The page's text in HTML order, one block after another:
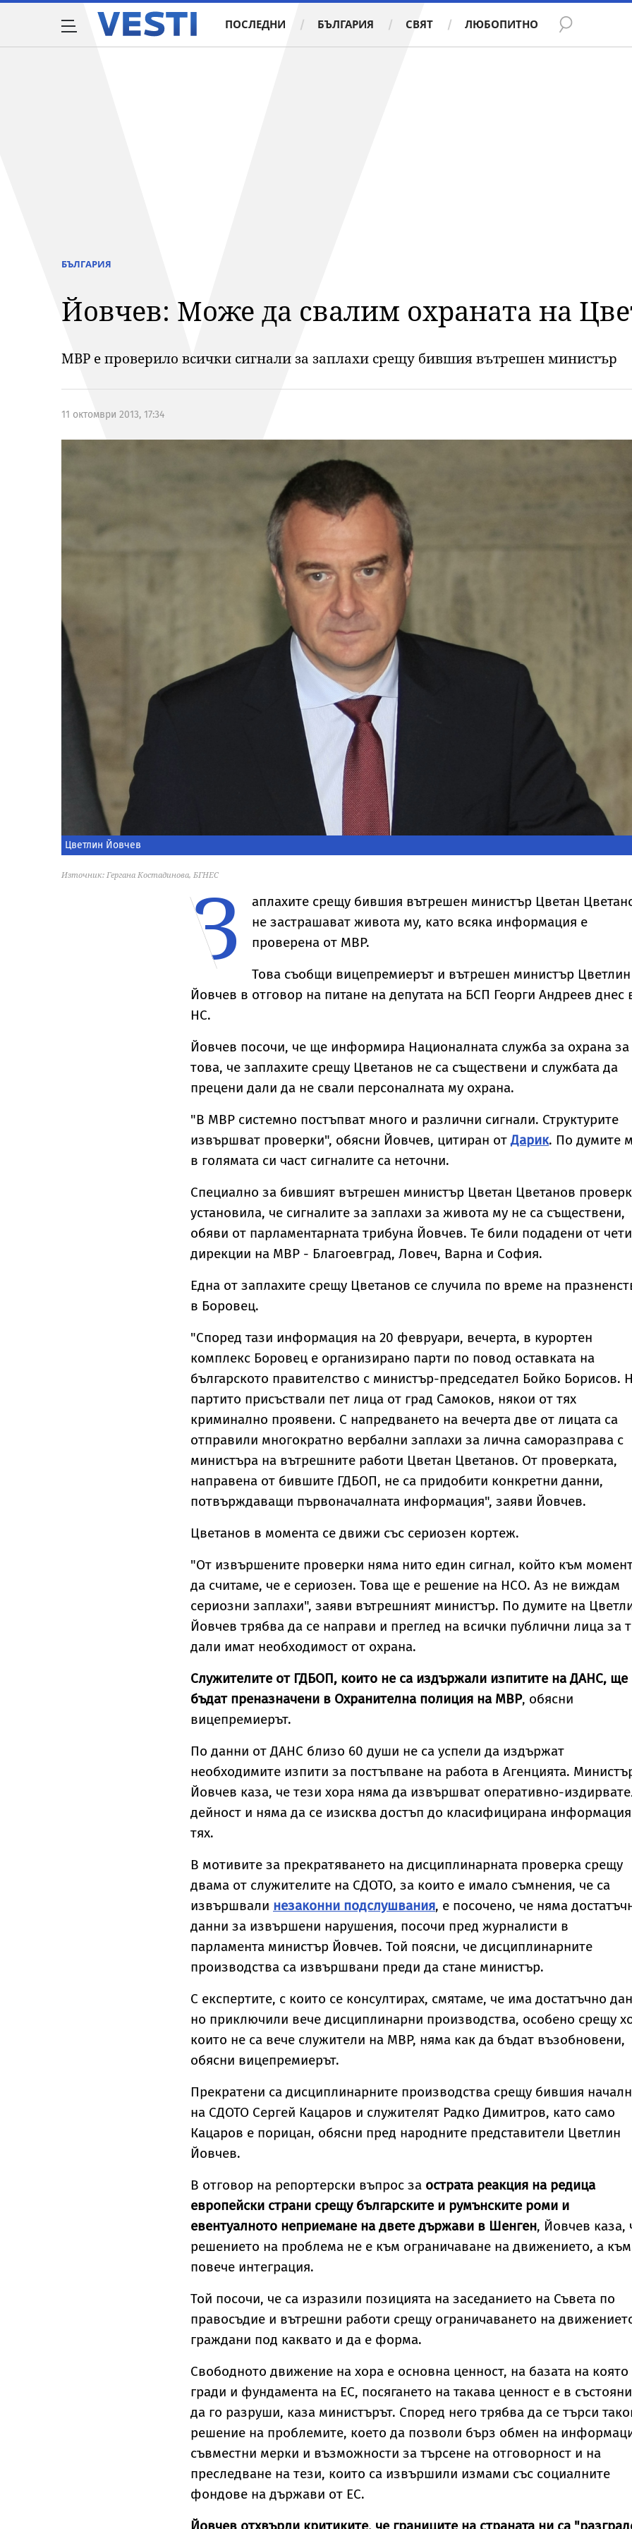
ПОСЛЕДНИ БЪЛГАРИЯ СВЯТ ЛЮБОПИТНО
БЪЛГАРИЯ
Йовчев: Може да свалим охраната на
МВР е проверило всички сигнали за заплахи срещу бившия вътрешен министър
11 октомври 2013, 17:34
Цветлин Йовчев
Източник: Гергана Костадинова, БГНЕС
З
аплахите срещу бившия вътрешен министър Цветан
не застрашават живота му, като всяка информация е
проверена от МВР.
Това съобщи вицепремиерът и вътрешен министър Цветлин
Йовчев в отговор на питане на депутата на БСП Георги Андреев днес
НС.
Йовчев посочи, че ще информира Националната служба за охрана за
това, че заплахите срещу Цветанов не са съществени и службата да
прецени дали да не свали персоналната му охрана.
"В МВР системно постъпват много и различни сигнали. Структурите
извършват проверки", обясни Йовчев, цитиран отДарик. По думите
в голямата си част сигналите са неточни.
Специално за бившият вътрешен министър Цветан Цветанов
установила, че сигналите за заплахи за живота му не са съществени,
обяви от парламентарната трибуна Йовчев. Те били подадени от
дирекции на МВР - Благоевград, Ловеч, Варна и София.
Една от заплахите срещу Цветанов се случила по време на
в Боровец.
"Според тази информация на 20 февруари, вечерта, в курортен
комплекс Боровец е организирано парти по повод оставката на
българското правителство с министър-председател Бойко Борисов.
партито присъствали пет лица от град Самоков, някои от тях
криминално проявени. С напредването на вечерта две от лицата са
отправили многократно вербални заплахи за лична саморазправа с
министъра на вътрешните работи Цветан Цветанов. От проверката,
направена от бившите ГДБОП, не са придобити конкретни данни,
потвърждаващи първоначалната информация", заяви Йовчев.
Цветанов в момента се движи със сериозен кортеж.
"От извършените проверки няма нито един сигнал, който към
да считаме, че е сериозен. Това ще е решение на НСО. Аз не виждам
сериозни заплахи", заяви вътрешният министър. По думите на
Йовчев трябва да се направи и преглед на всички публични лица за
дали имат необходимост от охрана.
Служителите от ГДБОП, които не са издържали изпитите на ДАНС, ще
бъдат преназначени в Охранителна полиция на МВР, обясни
вицепремиерът.
По данни от ДАНС близо 60 души не са успели да издържат
необходимите изпити за постъпване на работа в Агенцията.
Йовчев каза, че тези хора няма да извършват оперативно-
дейност и няма да се изисква достъп до класифицирана
тях.
В мотивите за прекратяването на дисциплинарната проверка срещу
двама от служителите на СДОТО, за които е имало съмнения, че са
извършвали незаконни подслушвания, е посочено, че няма
данни за извършени нарушения, посочи пред журналисти в
парламента министър Йовчев. Той поясни, че дисциплинарните
производства са извършвани преди да стане министър.
С експертите, с които се консултирах, смятаме, че има достатъчно
но приключили вече дисциплинарни производства, особено срещу
които не са вече служители на МВР, няма как да бъдат възобновени,
обясни вицепремиерът.
Прекратени са дисциплинарните производства срещу бившия
на СДОТО Сергей Кацаров и служителят Радко Димитров, като само
Кацаров е порицан, обясни пред народните представители Цветлин
Йовчев.
В отговор на репортерски въпрос за острата реакция на редица
европейски страни срещу българските и румънските роми и
евентуалното неприемане на двете държави в Шенген, Йовчев каза,
решението на проблема не е към ограничаване на движението, а към
повече интеграция.
Той посочи, че са изразили позицията на заседанието на Съвета по
правосъдие и вътрешни работи срещу ограничаването на
граждани под каквато и да е форма.
Свободното движение на хора е основна ценност, на базата на която
гради и фундамента на ЕС, посягането на такава ценност е в
да го разруши, каза министърът. Според него трябва да се търси
решение на проблемите, което да позволи бърз обмен на
съвместни мерки и възможности за търсене на отговорност и на
преследване на тези, които са извършили измами със социалните
фондове на държави от ЕС.
Йовчев отхвърли критиките, че границите на страната ни са